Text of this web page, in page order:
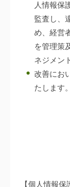
人情報保
監査し、
め、経営
を管理策
ネジメン
改善にお
たします。
【個人情報